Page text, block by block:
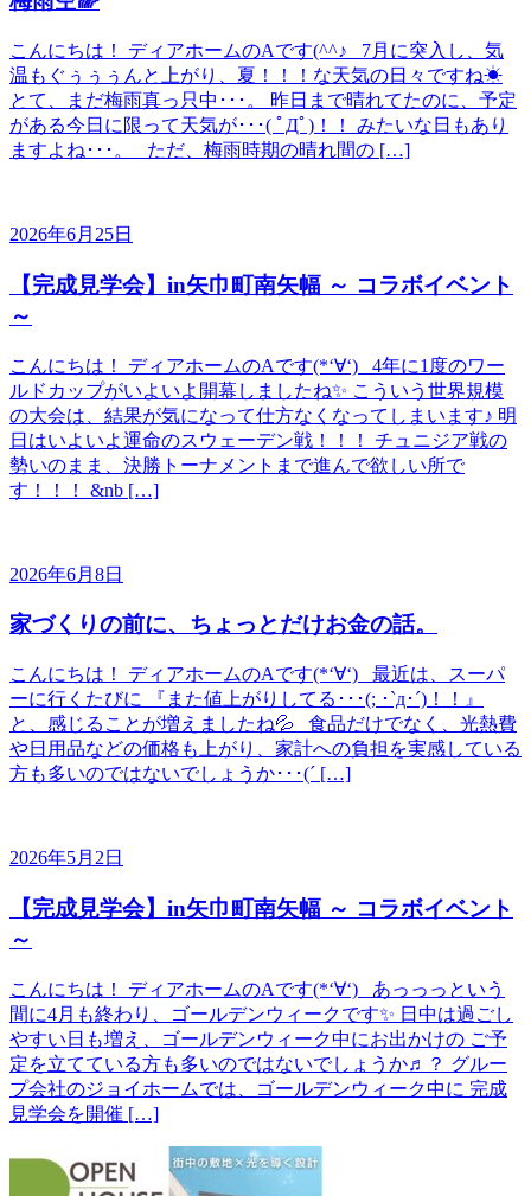
こんにちは！ ディアホームのAです(^^♪ 7月に突入し、気
温もぐぅぅぅんと上がり、夏！！！な天気の日々ですね☀
とて、まだ梅雨真っ只中･･･。 昨日まで晴れてたのに、予定
がある今日に限って天気が･･･( ﾟДﾟ)！！ みたいな日もあり
ますよね･･･。 ただ、梅雨時期の晴れ間の […]
2026年6月25日
【完成見学会】in矢巾町南矢幅 ～ コラボイベント
～
こんにちは！ ディアホームのAです(*‘∀‘) 4年に1度のワー
ルドカップがいよいよ開幕しましたね✨ こういう世界規模
の大会は、結果が気になって仕方なくなってしまいます♪ 明
日はいよいよ運命のスウェーデン戦！！！ チュニジア戦の
勢いのまま、決勝トーナメントまで進んで欲しい所で
す！！！ &nb […]
2026年6月8日
家づくりの前に、ちょっとだけお金の話。
こんにちは！ ディアホームのAです(*‘∀‘) 最近は、スーパ
ーに行くたびに 『また値上がりしてる･･･(; ･`д･´)！！』
と、感じることが増えましたね💦 食品だけでなく、光熱費
や日用品などの価格も上がり、家計への負担を実感している
方も多いのではないでしょうか･･･(´ […]
2026年5月2日
【完成見学会】in矢巾町南矢幅 ～ コラボイベント
～
こんにちは！ ディアホームのAです(*‘∀‘) あっっっという
間に4月も終わり、ゴールデンウィークです✨ 日中は過ごし
やすい日も増え、ゴールデンウィーク中にお出かけの ご予
定を立てている方も多いのではないでしょうか♬？ グルー
プ会社のジョイホームでは、ゴールデンウィーク中に 完成
見学会を開催 […]